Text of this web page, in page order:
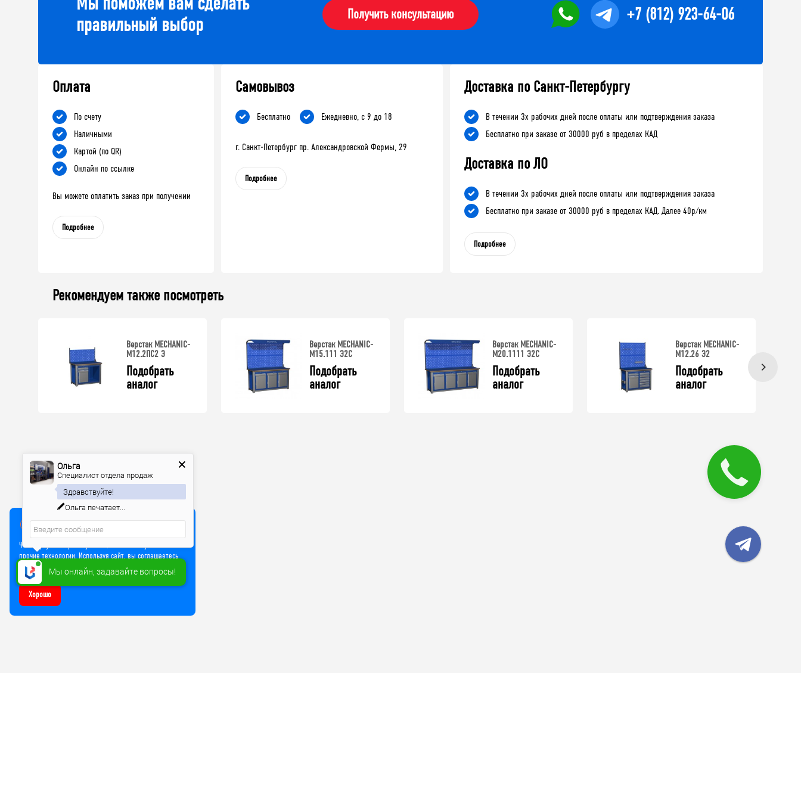
правильный выбор
Получить консультацию +7 (812) 923-64-06
Оплата
По счету
Наличными
Картой (по QR)
Онлайн по ссылке
Вы можете оплатить заказ при получении
Подробнее
Самовывоз
Бесплатно Ежедневно, с 9 до 18
г. Санкт-Петербург пр. Александровской Фермы, 29
Подробнее
Доставка по Санкт-Петербургу
В течении 3х рабочих дней после оплаты или подтверждения заказа
Бесплатно при заказе от 30000 руб в пределах КАД
Доставка по ЛО
В течении 3х рабочих дней после оплаты или подтверждения заказа
Бесплатно при заказе от 30000 руб в пределах КАД. Далее 40р/км
Подробнее
Рекомендуем также посмотреть
Верстак MECHANIC-
М12.2ПС2 Э
Подобрать
аналог
Верстак MECHANIC-
М15.111 Э2С
Подобрать
аналог
Верстак MECHANIC-
М20.1111 Э2С
Подобрать
аналог
Верстак MECHANIC-
М12.26 Э2
Подобрать
аналог
Мы используем куки
Чтобы улучшить работу сайта, мы используем Cookie и
прочие технологии. Используя сайт, вы соглашаетесь
на обработку файлов Cookie
Хорошо
Закажите
звонок
Мы онлайн, задавайте вопросы!
Ольга
Специалист отдела продаж
Здравствуйте!
Ольга печатает...